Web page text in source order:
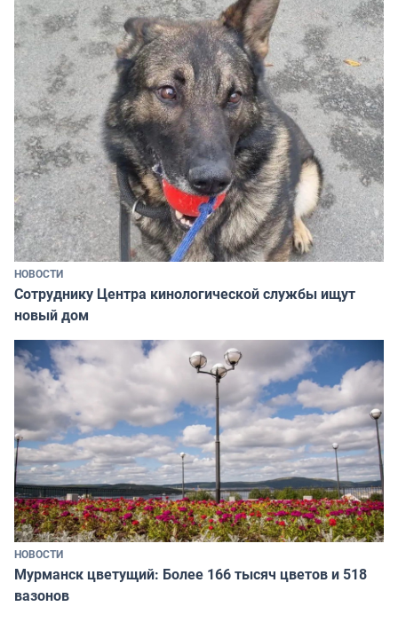
НОВОСТИ
Сотруднику Центра кинологической службы ищут
новый дом
НОВОСТИ
Мурманск цветущий: Более 166 тысяч цветов и 518
вазонов